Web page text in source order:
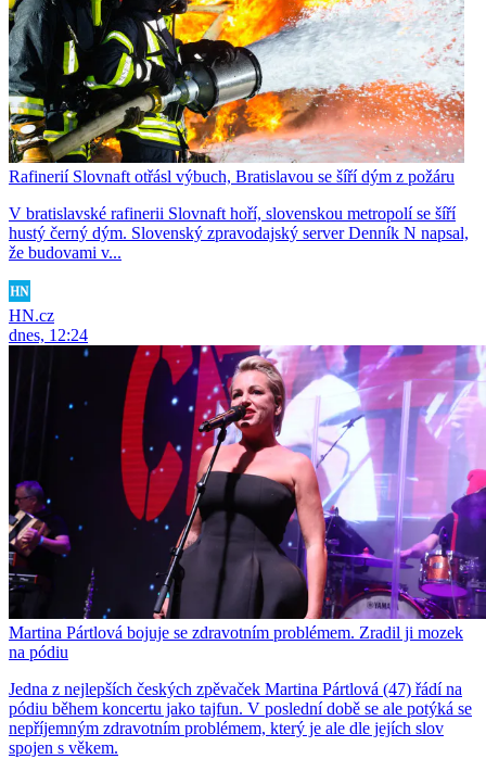
Rafinerií Slovnaft otřásl výbuch, Bratislavou se šíří dým z požáru
V bratislavské rafinerii Slovnaft hoří, slovenskou metropolí se šíří
hustý černý dým. Slovenský zpravodajský server Denník N napsal,
že budovami v...
HN.cz
dnes, 12:24
Martina Pártlová bojuje se zdravotním problémem. Zradil ji mozek
na pódiu
Jedna z nejlepších českých zpěvaček Martina Pártlová (47) řádí na
pódiu během koncertu jako tajfun. V poslední době se ale potýká se
nepříjemným zdravotním problémem, který je ale dle jejích slov
spojen s věkem.